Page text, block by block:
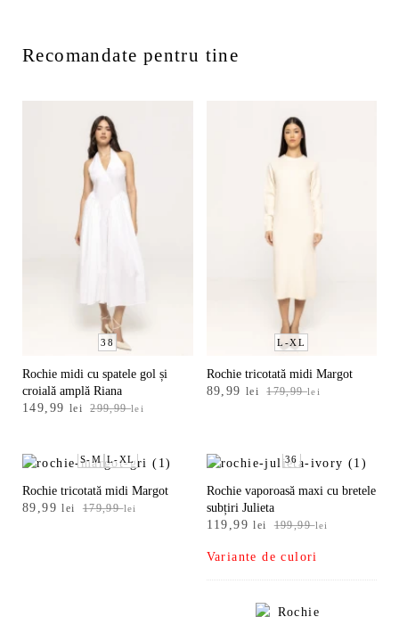
Recomandate pentru tine
38
Rochie midi cu spatele gol și
croială amplă Riana
299,99lei
Prețul
fost:
149,99 lei
Prețul
149,99 lei.
L-XL
Rochie tricotată midi Margot
179,99lei
Prețul
179,99 lei.
89,99 lei
Prețul
S-M L-XL
Rochie tricotată midi Margot
179,99lei
Prețul
89,99lei
Prețul
36
Rochie vaporoasă maxi cu bretele
subțiri Julieta
199,99lei
Prețul
a
fost:
119,99lei
Prețul
este:
119,99 lei.
Variante de culori